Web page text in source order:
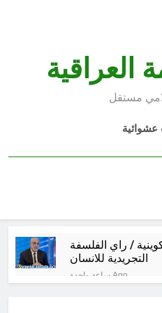
العراقية
مستقل
عشوائية
/ راي الفلسفة
التجريدية للانسان
ساعة واحدة Ago